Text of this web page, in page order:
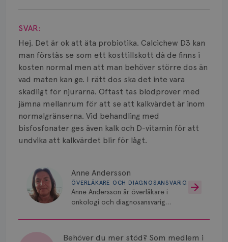
Visa svar
SVAR:
Hej. Det är ok att äta probiotika. Calcichew D3 kan
man förstås se som ett kosttillskott då de finns i
kosten normal men att man behöver större dos än
vad maten kan ge. I rätt dos ska det inte vara
skadligt för njurarna. Oftast tas blodprover med
jämna mellanrum för att se att kalkvärdet är inom
normalgränserna. Vid behandling med
bisfosfonater ges även kalk och D-vitamin för att
undvika att kalkvärdet blir för lågt.
Anne Andersson
ÖVERLÄKARE OCH DIAGNOSANSVARIG
Anne Andersson är överläkare i
onkologi och diagnosansvarig
Universitetssjukhus i Umeå.
Behöver du mer stöd? Som medlem i
Spridd bröstcancer
Strålning
Vätska